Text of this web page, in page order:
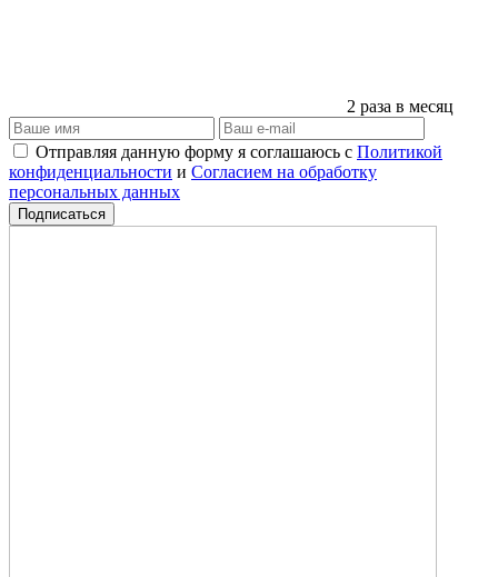
2 раза в месяц
Отправляя данную форму я соглашаюсь с Политикой
конфиденциальности и Согласием на обработку
персональных данных
Подписаться